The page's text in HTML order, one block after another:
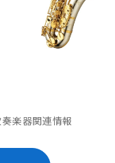
楽器関連情報